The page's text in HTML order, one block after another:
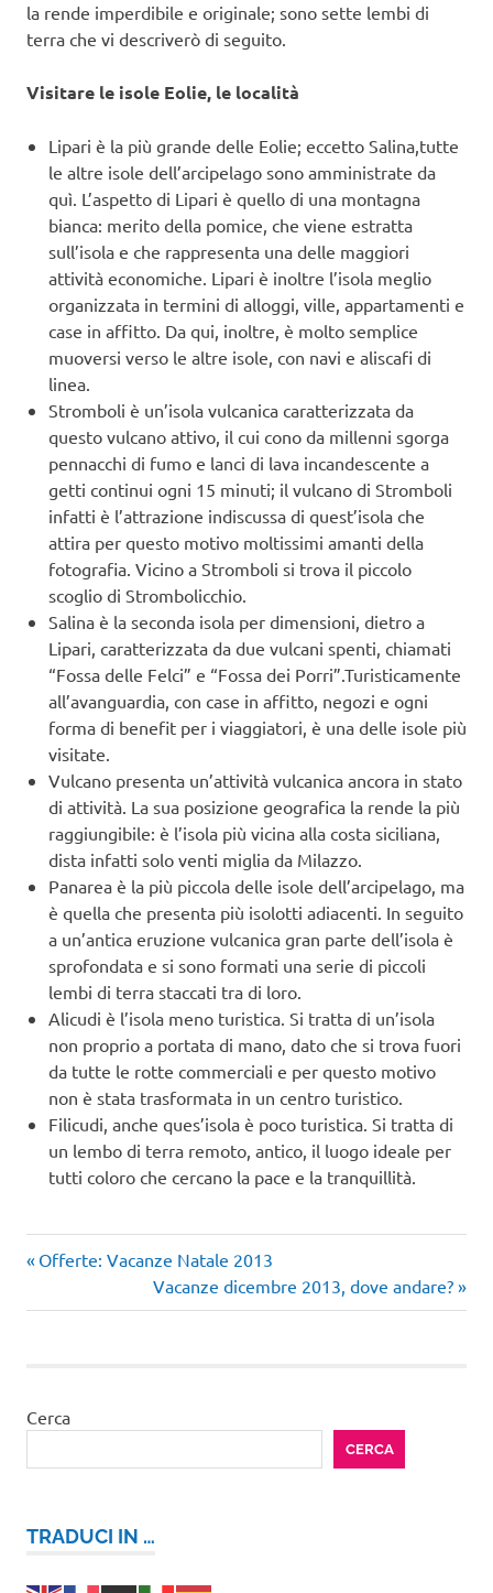
la rende imperdibile e originale; sono sette lembi di
terra che vi descriverò di seguito.
Visitare le isole Eolie, le località
Lipari è la più grande delle Eolie; eccetto Salina,tutte
le altre isole dell’arcipelago sono amministrate da
quì. L’aspetto di Lipari è quello di una montagna
bianca: merito della pomice, che viene estratta
sull’isola e che rappresenta una delle maggiori
attività economiche. Lipari è inoltre l’isola meglio
organizzata in termini di alloggi, ville, appartamenti e
case in affitto. Da qui, inoltre, è molto semplice
muoversi verso le altre isole, con navi e aliscafi di
linea.
Stromboli è un’isola vulcanica caratterizzata da
questo vulcano attivo, il cui cono da millenni sgorga
pennacchi di fumo e lanci di lava incandescente a
getti continui ogni 15 minuti; il vulcano di Stromboli
infatti è l’attrazione indiscussa di quest’isola che
attira per questo motivo moltissimi amanti della
fotografia. Vicino a Stromboli si trova il piccolo
scoglio di Strombolicchio.
Salina è la seconda isola per dimensioni, dietro a
Lipari, caratterizzata da due vulcani spenti, chiamati
“Fossa delle Felci” e “Fossa dei Porri”.Turisticamente
all’avanguardia, con case in affitto, negozi e ogni
forma di benefit per i viaggiatori, è una delle isole più
visitate.
Vulcano presenta un’attività vulcanica ancora in stato
di attività. La sua posizione geografica la rende la più
raggiungibile: è l’isola più vicina alla costa siciliana,
dista infatti solo venti miglia da Milazzo.
Panarea è la più piccola delle isole dell’arcipelago, ma
è quella che presenta più isolotti adiacenti. In seguito
a un’antica eruzione vulcanica gran parte dell’isola è
sprofondata e si sono formati una serie di piccoli
lembi di terra staccati tra di loro.
Alicudi è l’isola meno turistica. Si tratta di un’isola
non proprio a portata di mano, dato che si trova fuori
da tutte le rotte commerciali e per questo motivo
non è stata trasformata in un centro turistico.
Filicudi, anche ques’isola è poco turistica. Si tratta di
un lembo di terra remoto, antico, il luogo ideale per
tutti coloro che cercano la pace e la tranquillità.
Navigazione
articoli
Articolo
Offerte: Vacanze Natale 2013
Articolo
successivo:
Vacanze dicembre 2013, dove andare?
Cerca
CERCA
TRADUCI IN …